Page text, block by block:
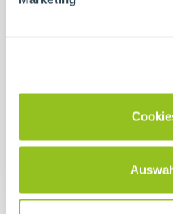
Bildung und